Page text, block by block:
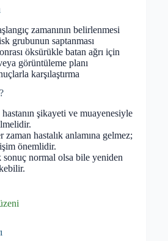
zamanının belirlenmesi
grubunun saptanması
öksürükle batan ağrı için
görüntüleme planı
karşılaştırma
şikayeti ve muayenesiyle
zaman hastalık anlamına gelmez;
önemlidir.
normal olsa bile yeniden